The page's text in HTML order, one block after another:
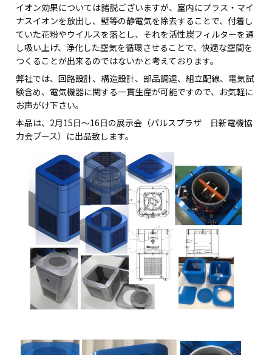
イオン効果については諸説ございますが、室内にプラス・マイ
ナスイオンを放出し、壁等の静電気を除去することで、付着し
ていた花粉やウイルスを落とし、それを活性炭フィルターを通
し吸い上げ、浄化した空気を循環させることで、快適な空間を
つくることが出来るのではないかと考えております。
弊社では、回路設計、構造設計、部品調達、組立配線、電気試
験含め、電気機器に関する一貫生産が可能ですので、お気軽に
お声がけ下さい。
本品は、2月15日～16日の展示会（パルスプラザ 日新電機協
力会ブース）に出品致します。